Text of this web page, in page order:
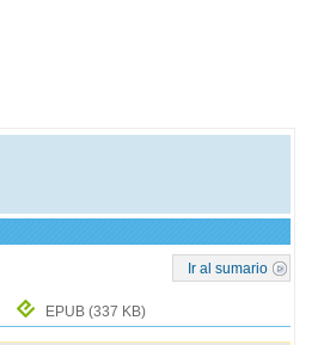
Ir al sumario
EPUB (337 KB)